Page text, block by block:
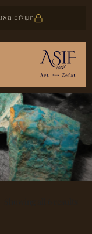
תשלום
ראשי
חנות
אמנות
אודות